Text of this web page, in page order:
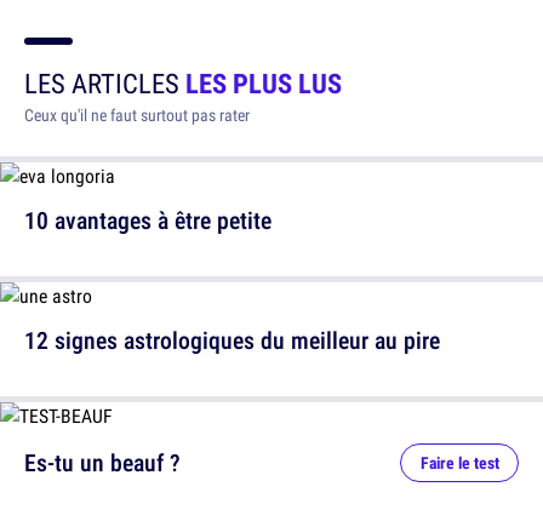
LES ARTICLES LES PLUS LUS
Ceux qu'il ne faut surtout pas rater
10 avantages à être petite
12 signes astrologiques du meilleur au pire
Es-tu un beauf ? Faire le test